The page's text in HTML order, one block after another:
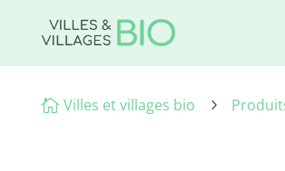
 Villes et villages bio 5